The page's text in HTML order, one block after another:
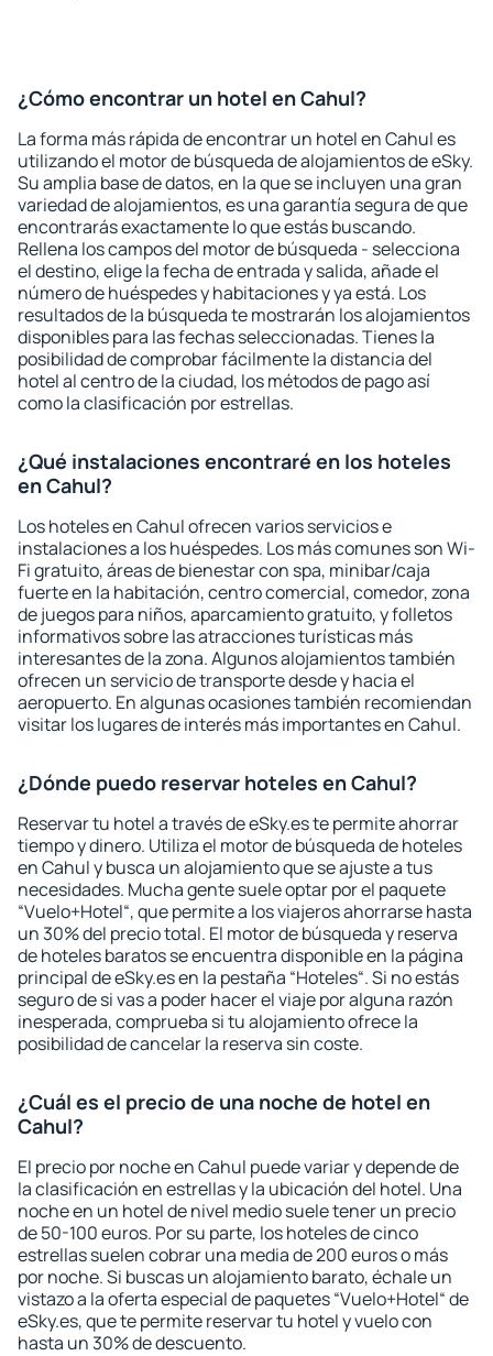
¿Cómo encontrar un hotel en Cahul?
La forma más rápida de encontrar un hotel en Cahul es
utilizando el motor de búsqueda de alojamientos de eSky.
Su amplia base de datos, en la que se incluyen una gran
variedad de alojamientos, es una garantía segura de que
encontrarás exactamente lo que estás buscando.
Rellena los campos del motor de búsqueda - selecciona
el destino, elige la fecha de entrada y salida, añade el
número de huéspedes y habitaciones y ya está. Los
resultados de la búsqueda te mostrarán los alojamientos
disponibles para las fechas seleccionadas. Tienes la
posibilidad de comprobar fácilmente la distancia del
hotel al centro de la ciudad, los métodos de pago así
como la clasificación por estrellas.
¿Qué instalaciones encontraré en los hoteles
en Cahul?
Los hoteles en Cahul ofrecen varios servicios e
instalaciones a los huéspedes. Los más comunes son Wi-
Fi gratuito, áreas de bienestar con spa, minibar/caja
fuerte en la habitación, centro comercial, comedor, zona
de juegos para niños, aparcamiento gratuito, y folletos
informativos sobre las atracciones turísticas más
interesantes de la zona. Algunos alojamientos también
ofrecen un servicio de transporte desde y hacia el
aeropuerto. En algunas ocasiones también recomiendan
visitar los lugares de interés más importantes en Cahul.
¿Dónde puedo reservar hoteles en Cahul?
Reservar tu hotel a través de eSky.es te permite ahorrar
tiempo y dinero. Utiliza el motor de búsqueda de hoteles
en Cahul y busca un alojamiento que se ajuste a tus
necesidades. Mucha gente suele optar por el paquete
“Vuelo+Hotel“, que permite a los viajeros ahorrarse hasta
un 30% del precio total. El motor de búsqueda y reserva
de hoteles baratos se encuentra disponible en la página
principal de eSky.es en la pestaña “Hoteles“. Si no estás
seguro de si vas a poder hacer el viaje por alguna razón
inesperada, comprueba si tu alojamiento ofrece la
posibilidad de cancelar la reserva sin coste.
¿Cuál es el precio de una noche de hotel en
Cahul?
El precio por noche en Cahul puede variar y depende de
la clasificación en estrellas y la ubicación del hotel. Una
noche en un hotel de nivel medio suele tener un precio
de 50-100 euros. Por su parte, los hoteles de cinco
estrellas suelen cobrar una media de 200 euros o más
por noche. Si buscas un alojamiento barato, échale un
vistazo a la oferta especial de paquetes “Vuelo+Hotel“ de
eSky.es, que te permite reservar tu hotel y vuelo con
hasta un 30% de descuento.